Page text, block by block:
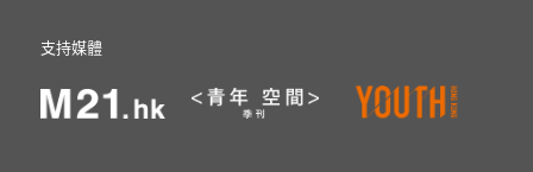
支持媒體